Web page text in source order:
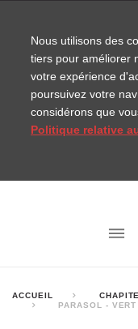
ACCUEIL
PARASOL - VERT
Nous utilisons des
tiers pour améliorer
votre expérience
poursuivez votre
considérons que
Politique relative